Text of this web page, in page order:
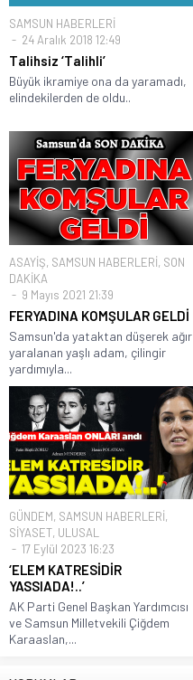
SAMSUN HABERLERİ
24 Aralık 2018 12:49
Talihsiz ‘Talihli’
Büyük ikramiye ona da yaramadı,
elindekilerden de oldu..
ASAYİŞ, SAMSUN HABERLERİ, SON
DAKİKA
9 Mayıs 2021 21:39
FERYADINA KOMŞULAR GELDİ
Samsun'da yataktan düşerek ağır
yaralanan yaşlı adam, çilingir
yardımıyla...
GÜNDEM, SAMSUN HABERLERİ,
SİYASET, ULUSAL
17 Eylül 2023 16:23
‘ELEM KATRESİDİR
YASSIADA!..’
AK Parti Genel Başkan Yardımcısı
ve Samsun Milletvekili Çiğdem
Karaaslan,...